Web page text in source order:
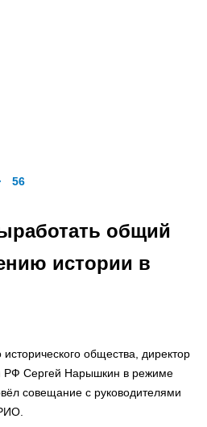
56
общий
истории в
общества, директор
РФ Сергей Нарышкин в режиме
совещание с руководителями